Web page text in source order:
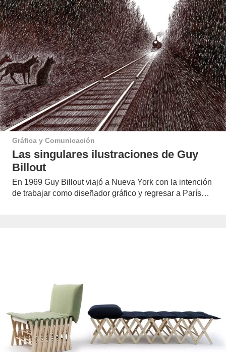
Gráfica y Comunicación
Las singulares ilustraciones de Guy
Billout
En 1969 Guy Billout viajó a Nueva York con la intención
de trabajar como diseñador gráfico y regresar a París…